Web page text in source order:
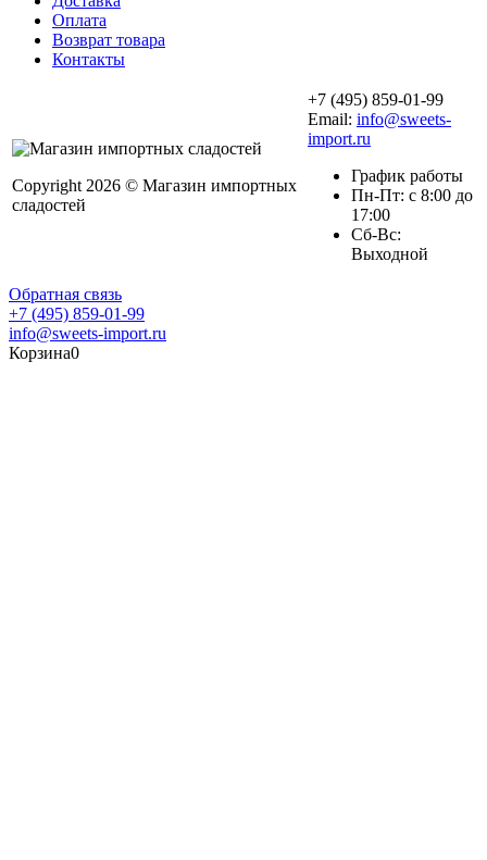
Оплата
Возврат товара
Контакты
Copyright 2026 © Магазин импортных
сладостей
+7 (495) 859-01-99
Email: info@sweets-
import.ru
График работы
Пн-Пт: с 8:00 до
17:00
Сб-Вс:
Выходной
Обратная связь
+7 (495) 859-01-99
info@sweets-import.ru
Корзина0